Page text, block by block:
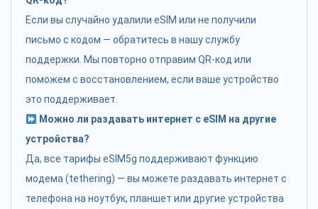
Если вы случайно удалили eSIM или не получили
письмо с кодом — обратитесь в нашу службу
поддержки. Мы повторно отправим QR-код или
поможем с восстановлением, если ваше устройство
это поддерживает.
Можно ли раздавать интернет с eSIM на другие
устройства?
Да, все тарифы eSIM5g поддерживают функцию
модема (tethering) — вы можете раздавать интернет с
телефона на ноутбук, планшет или другие устройства